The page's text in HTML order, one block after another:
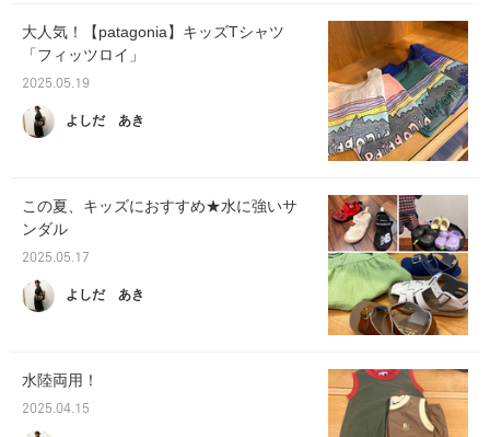
大人気！【patagonia】キッズTシャツ
「フィッツロイ」
2025.05.19
よしだ あき
この夏、キッズにおすすめ★水に強いサ
ンダル
2025.05.17
よしだ あき
水陸両用！
2025.04.15